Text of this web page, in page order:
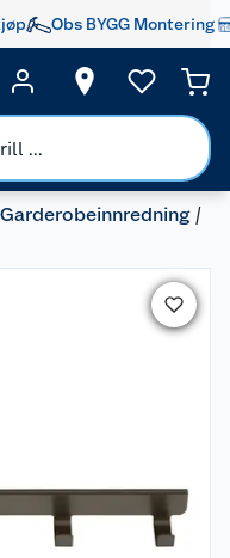
Obs BYGG Montering
Garderobeinnredning